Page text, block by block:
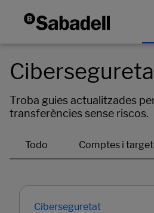
Troba guies actualitzades
transferències sense riscos.
Ciberseguretat